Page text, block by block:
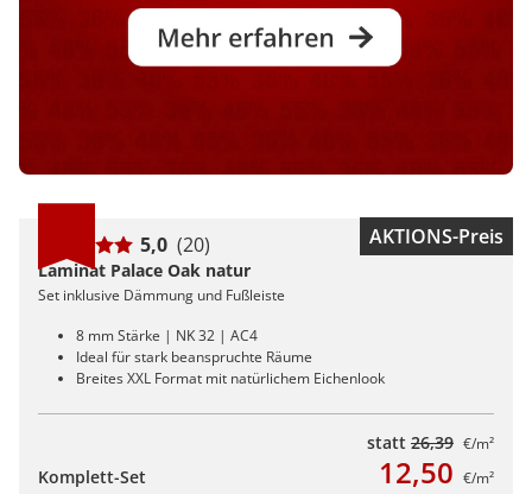
AKTIONS-Preis
5,0 (20)
Laminat Palace Oak natur
Set inklusive Dämmung und Fußleiste
8 mm Stärke | NK 32 | AC4
Ideal für stark beanspruchte Räume
Breites XXL Format mit natürlichem Eichenlook
statt 26,39 €/m²
Komplett-Set 12,50 €/m²